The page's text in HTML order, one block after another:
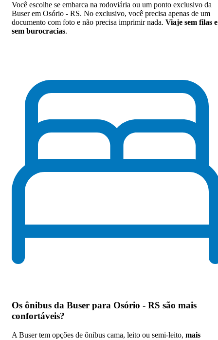
Você escolhe se embarca na rodoviária ou um ponto exclusivo da
Buser em Osório - RS. No exclusivo, você precisa apenas de um
documento com foto e não precisa imprimir nada. Viaje sem filas e
sem burocracias.
Os ônibus da Buser para Osório - RS são mais
confortáveis?
A Buser tem opções de ônibus cama, leito ou semi-leito, mais